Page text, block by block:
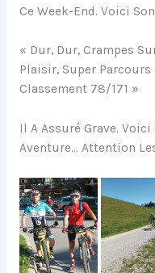
Ce Week-End. Voici
« Dur, Dur, Crampes
Plaisir, Super
Classement 78/171 »
Il A Assuré Grave.
Aventure… Attention